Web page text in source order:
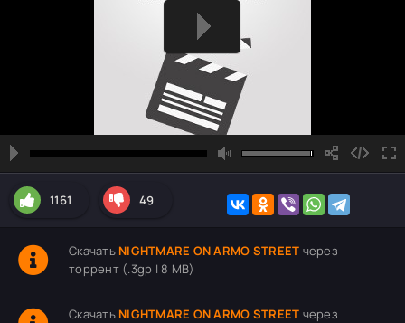
1161 49
Скачать NIGHTMARE ON ARMO STREET через
торрент (.3gp | 8 MB)
Скачать NIGHTMARE ON ARMO STREET через